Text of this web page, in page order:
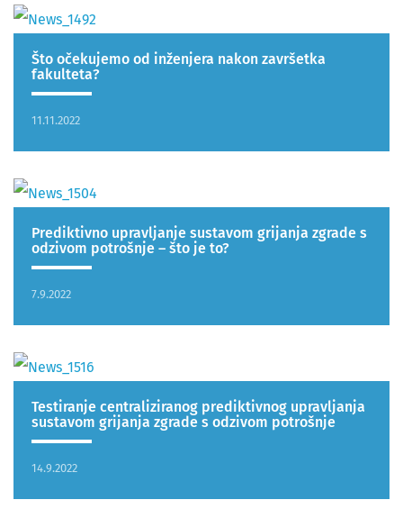
Što očekujemo od inženjera nakon završetka
fakulteta?
11.11.2022
Prediktivno upravljanje sustavom grijanja zgrade s
odzivom potrošnje – što je to?
7.9.2022
Testiranje centraliziranog prediktivnog upravljanja
sustavom grijanja zgrade s odzivom potrošnje
14.9.2022